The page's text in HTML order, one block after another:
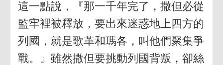
這一點說，『那一千年完了，撒但必從
監牢裡被釋放，要出來迷惑地上四方的
列國，就是歌革和瑪各，叫他們聚集爭
戰。』雖然撒但要挑動列國背叛，卻絲